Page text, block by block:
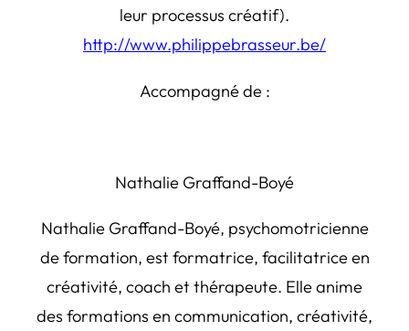
leur processus créatif).
http://www.philippebrasseur.be/
Accompagné de :
Nathalie Graffand-Boyé
Nathalie Graffand-Boyé, psychomotricienne
de formation, est formatrice, facilitatrice en
créativité, coach et thérapeute. Elle anime
des formations en communication, créativité,